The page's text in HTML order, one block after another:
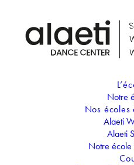
Notre
Nos écoles
Alaeti
Alaeti
Notre
THE GUESTS